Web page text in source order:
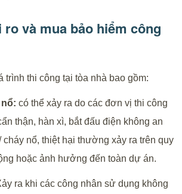
ro và mua bảo hiểm công
trình thi công tại tòa nhà bao gồm:
có thể xảy ra do các đơn vị thi công
thận, hàn xì, bắt đấu điện không an
cháy nổ, thiệt hại thường xảy ra trên quy
hoặc ảnh hưởng đến toàn dự án.
ra khi các công nhân sử dụng không